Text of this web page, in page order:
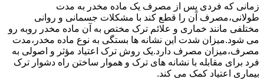
زمانی که فردی پس از مصرف یک ماده مخدر به مدت
طولانی،مصرف آن را قطع کند با مشکلات جسمانی و روانی
مختلفی مانند خماری و علائم ترک مختص به آن ماده مخدر روبه رو
می شود.میزان شدت این نشانه ها بستگی به نوع ماده مخدر،مدت
مصرف،میزان مصرف دارد.یک روش ترک اعتیاد مؤثر و اصولی به
فرد برای مقابله با نشانه های ترک و هموار ساختن راه دشوار ترک
بیماری اعتیاد کمک می کند.